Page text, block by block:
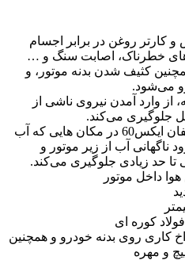
کارتر روغن در برابر اجسام
خطرناک، اصابت سنگ و …
کثیف شدن بدنه موتور، و
می‌شود.
وارد آمدن نیروی ناشی از
جلوگیری می‌کند.
سینی زیر موتور فابریک لیفان ایکس60 در مکان هایی که آب
ناگهانی آب از زیر موتور و
حد زیادی جلوگیری می‌کند.
داخل موتور
کوره ای
کاری روی بدنه خودرو و همچنین
و مهره